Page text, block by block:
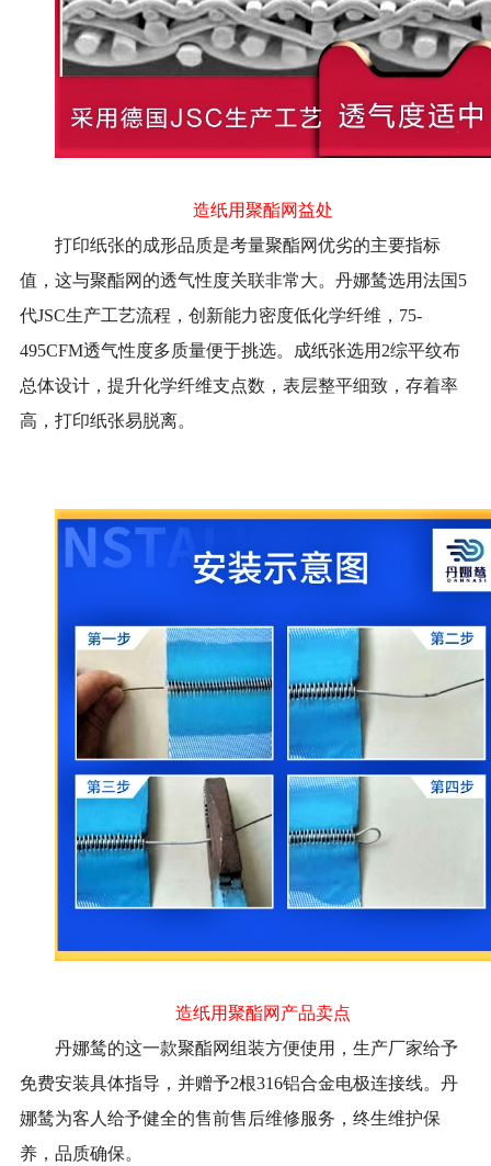
造纸用聚酯网益处
打印纸张的成形品质是考量聚酯网优劣的主要指标
值，这与聚酯网的透气性度关联非常大。丹娜鸶选用法国5
代JSC生产工艺流程，创新能力密度低化学纤维，75-
495CFM透气性度多质量便于挑选。成纸张选用2综平纹布
总体设计，提升化学纤维支点数，表层整平细致，存着率
高，打印纸张易脱离。
造纸用聚酯网产品卖点
丹娜鸶的这一款聚酯网组装方便使用，生产厂家给予
免费安装具体指导，并赠予2根316铝合金电极连接线。丹
娜鸶为客人给予健全的售前售后维修服务，终生维护保
养，品质确保。